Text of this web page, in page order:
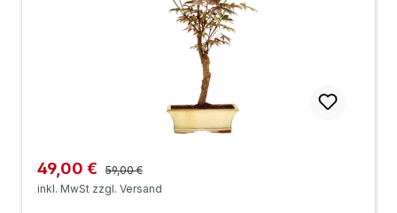
Verkaufspreis:
49,00 € Regulärer Preis:
59,00 €
inkl. MwSt zzgl. Versand